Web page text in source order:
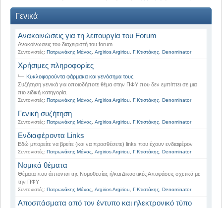
Γενικά
Ανακοινώσεις για τη λειτουργία του Forum
Ανακοίνωσεις του διαχειριστή του forum
Συντονιστές: Πατρωνάκης Μάνος Argirios Argiriou Γ.Κτιστάκης Denominator
Χρήσιμες πληροφορίες
Κυκλοφορούντα φάρμακα και γενόσημα τους
Συζήτηση γενικά για οποιοδήποτε θέμα στην ΠΦΥ που δεν εμπίπτει σε μια
πιο ειδική κατηγορία.
Συντονιστές: Πατρωνάκης Μάνος Argirios Argiriou Γ.Κτιστάκης Denominator
Γενική συζήτηση
Συντονιστές: Πατρωνάκης Μάνος Argirios Argiriou Γ.Κτιστάκης Denominator
Ενδιαφέροντα Links
Εδώ μπορείτε να βρείτε (και να προσθέσετε) links που έχουν ενδιαφέρον
Συντονιστές: Πατρωνάκης Μάνος Argirios Argiriou Γ.Κτιστάκης Denominator
Νομικά θέματα
Θέματα που άπτονται της Νομοθεσίας ή/και Δικαστικές Αποφάσεις σχετικά με
την ΠΦΥ
Συντονιστές: Πατρωνάκης Μάνος Argirios Argiriou Γ.Κτιστάκης Denominator
Αποσπάσματα από τον έντυπο και ηλεκτρονικό τύπο